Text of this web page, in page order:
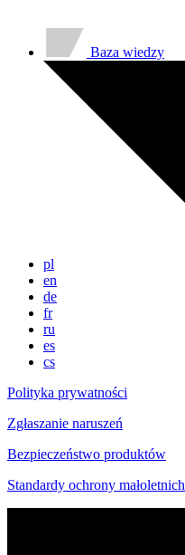
Baza wiedzy
pl
en
de
fr
ru
es
cs
Polityka prywatności
Zgłaszanie naruszeń
Bezpieczeństwo produktów
Standardy ochrony małoletnich